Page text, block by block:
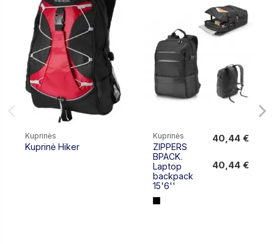
Kuprinės
Kuprinė Hiker
Kuprinės
ZIPPERS
BPACK.
Laptop
backpack
15'6''
40,44 €
40,44 €